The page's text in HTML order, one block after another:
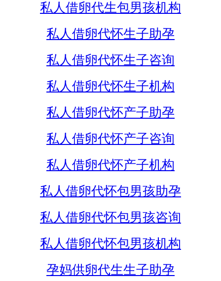
私人借卵代生包男孩机构
私人借卵代怀生子助孕
私人借卵代怀生子咨询
私人借卵代怀生子机构
私人借卵代怀产子助孕
私人借卵代怀产子咨询
私人借卵代怀产子机构
私人借卵代怀包男孩助孕
私人借卵代怀包男孩咨询
私人借卵代怀包男孩机构
孕妈供卵代生生子助孕